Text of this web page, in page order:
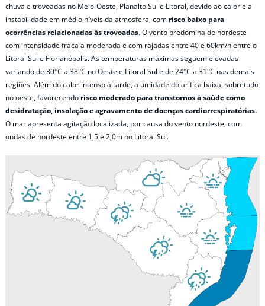
chuva e trovoadas no Meio-Oeste, Planalto Sul e Litoral, devido ao calor e a
instabilidade em médio níveis da atmosfera, com risco baixo para
ocorrências relacionadas às trovoadas. O vento predomina de nordeste
com intensidade fraca a moderada e com rajadas entre 40 e 60km/h entre o
Litoral Sul e Florianópolis. As temperaturas máximas seguem elevadas
variando de 30°C a 38°C no Oeste e Litoral Sul e de 24°C a 31°C nas demais
regiões. Além do calor intenso à tarde, a umidade do ar fica baixa, sobretudo
no oeste, favorecendo risco moderado para transtornos à saúde como
desidratação, insolação e agravamento de doenças cardiorrespiratórias.
O mar apresenta agitação localizada, por causa do vento nordeste, com
ondas de nordeste entre 1,5 e 2,0m no Litoral Sul.